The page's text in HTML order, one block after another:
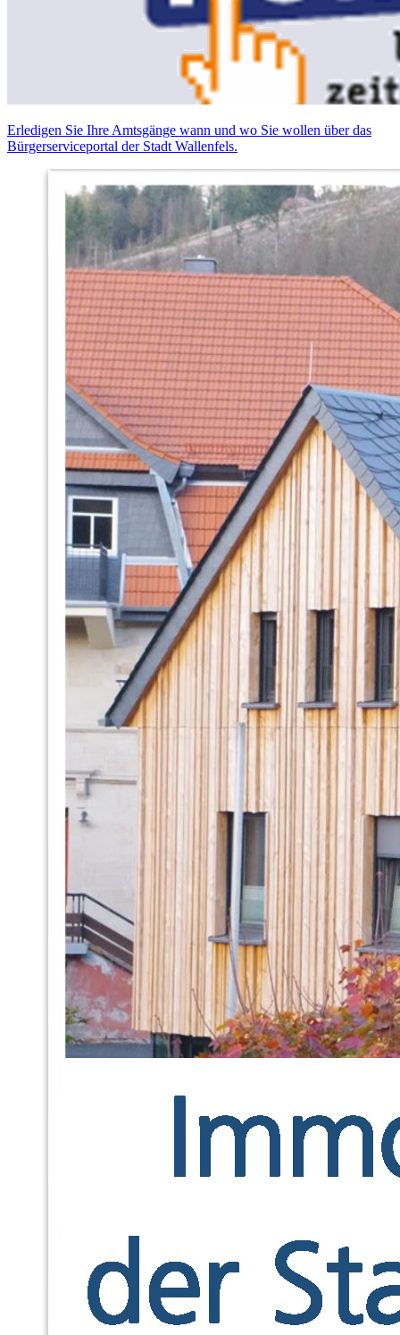
Erledigen Sie Ihre Amtsgänge wann und wo Sie wollen über das
Bürgerserviceportal der Stadt Wallenfels.